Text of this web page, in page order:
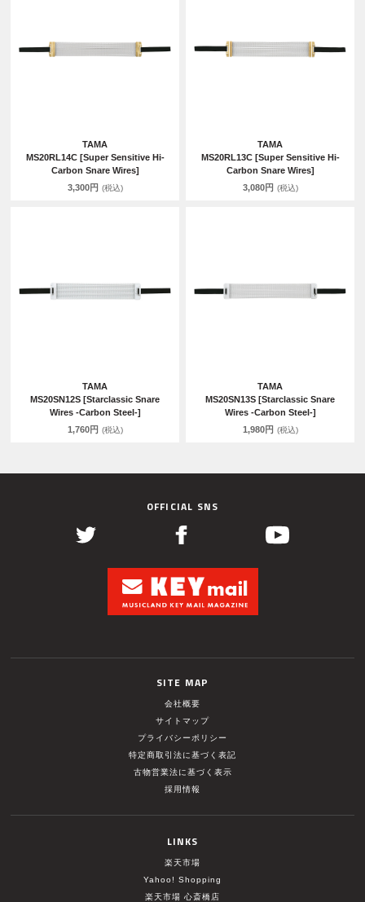
TAMA
MS20RL14C [Super Sensitive Hi-
Carbon Snare Wires]
3,300円 (税込)
TAMA
MS20RL13C [Super Sensitive Hi-
Carbon Snare Wires]
3,080円 (税込)
TAMA
MS20SN12S [Starclassic Snare
Wires -Carbon Steel-]
1,760円 (税込)
TAMA
MS20SN13S [Starclassic Snare
Wires -Carbon Steel-]
1,980円 (税込)
OFFICIAL SNS
SITE MAP
会社概要
サイトマップ
プライバシーポリシー
特定商取引法に基づく表記
古物営業法に基づく表示
採用情報
LINKS
楽天市場
Yahoo! Shopping
楽天市場 心斎橋店